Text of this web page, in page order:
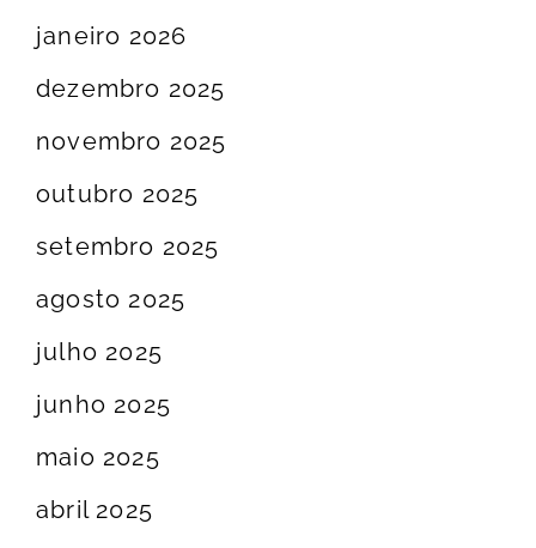
janeiro 2026
dezembro 2025
novembro 2025
outubro 2025
setembro 2025
agosto 2025
julho 2025
junho 2025
maio 2025
abril 2025